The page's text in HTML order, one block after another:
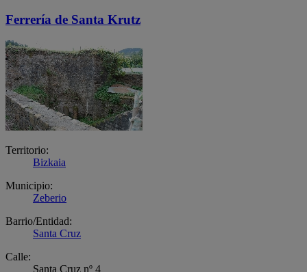
Ferrería de Santa Krutz
Territorio:
Bizkaia
Municipio:
Zeberio
Barrio/Entidad:
Santa Cruz
Calle:
Santa Cruz nº 4